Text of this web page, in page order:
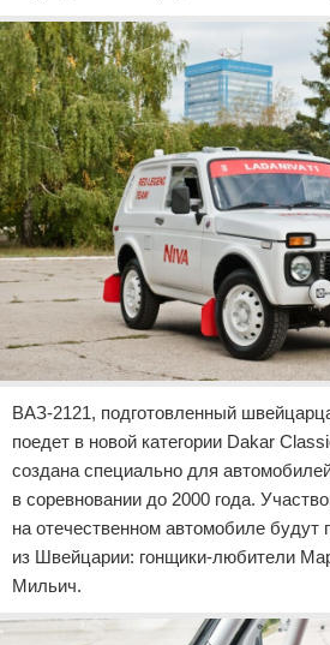
ВАЗ-2121, подготовленный
поедет в новой категории Dakar
создана специально для
в соревновании до 2000 года.
на отечественном автомобиле будут
из Швейцарии: гонщики-любители
Мильич.